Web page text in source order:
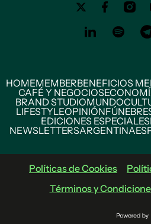
HOMEMEMBERBENEFICIOS
CAFÉ Y NEGOCIOS
BRAND STUDIOMUNDO
LIFESTYLEOPINIÓN
EDICIONES ESPECIALES
NEWSLETTERSARGENTINA
Políticas de Cookies
Términos y